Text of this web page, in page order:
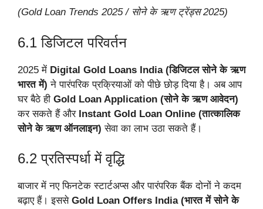
(Gold Loan Trends 2025 / सोने के ऋण ट्रेंड्स 2025)
6.1 डिजिटल परिवर्तन
2025 में Digital Gold Loans India (डिजिटल सोने के ऋण
भारत में) ने पारंपरिक प्रक्रियाओं को पीछे छोड़ दिया है। अब आप
घर बैठे ही Gold Loan Application (सोने के ऋण आवेदन)
कर सकते हैं और Instant Gold Loan Online (तात्कालिक
सोने के ऋण ऑनलाइन) सेवा का लाभ उठा सकते हैं।
6.2 प्रतिस्पर्धा में वृद्धि
बाजार में नए फिनटेक स्टार्टअप्स और पारंपरिक बैंक दोनों ने कदम
बढ़ाए हैं। इससे Gold Loan Offers India (भारत में सोने के